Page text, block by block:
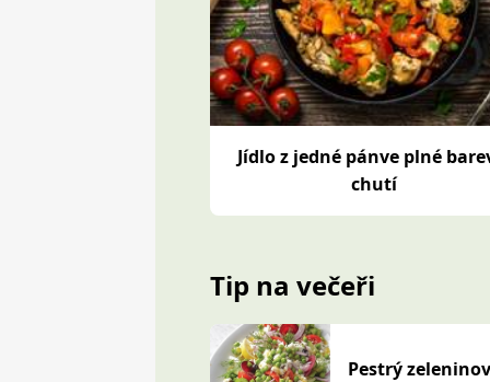
Jídlo z jedné pánve plné
chutí
Tip na večeři
Pestrý